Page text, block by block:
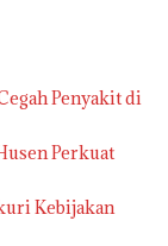
Penyakit di
Perkuat
Kebijakan